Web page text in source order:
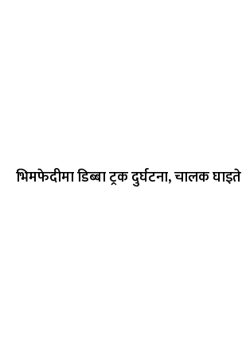
भिमफेदीमा डिब्बा ट्रक दुर्घटना, चालक घाइते